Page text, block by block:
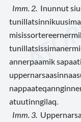
Imm. 2. Inunnut
annerpaamik
atuutinngilaq.
Imm. 3.